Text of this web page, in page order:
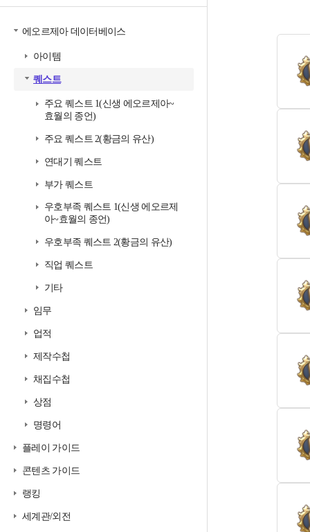
에오르제아 데이터베이스
아이템
퀘스트
주요 퀘스트 1(신생 에오르제아~
효월의 종언)
주요 퀘스트 2(황금의 유산)
연대기 퀘스트
부가 퀘스트
우호부족 퀘스트 1(신생 에오르제
아~효월의 종언)
우호부족 퀘스트 2(황금의 유산)
직업 퀘스트
기타
임무
업적
제작수첩
채집수첩
상점
명령어
플레이 가이드
콘텐츠 가이드
랭킹
세계관/외전